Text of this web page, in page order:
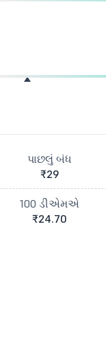
પાછલું બંધ
₹29
100 ડીએમએ
₹24.70